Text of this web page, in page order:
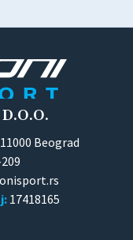
Beograd
17418165